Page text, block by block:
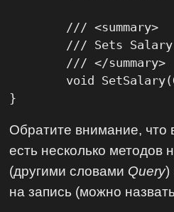
}
Обратите внимание, что
есть несколько методов
(другими словами Query)
на запись (можно назвать